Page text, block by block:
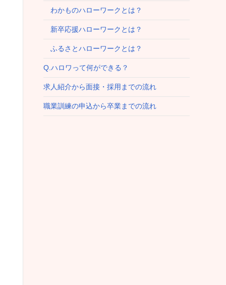
わかものハローワークとは？
新卒応援ハローワークとは？
ふるさとハローワークとは？
Q.ハロワって何ができる？
求人紹介から面接・採用までの流れ
職業訓練の申込から卒業までの流れ